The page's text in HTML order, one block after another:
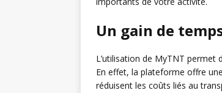
Un gain de
L’utilisation de MyTNT permet
En effet, la plateforme offre
réduisent les coûts liés au